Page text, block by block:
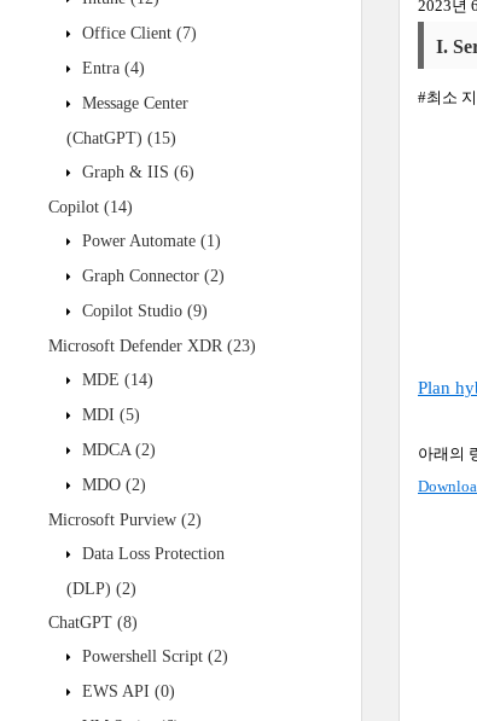
Office Client (7)
Entra (4)
Message Center
(ChatGPT) (15)
Graph & IIS (6)
Copilot (14)
Power Automate (1)
Graph Connector (2)
Copilot Studio (9)
Microsoft Defender XDR (23)
MDE (14)
MDI (5)
MDCA (2)
MDO (2)
Microsoft Purview (2)
Data Loss Protection
(DLP) (2)
ChatGPT (8)
Powershell Script (2)
EWS API (0)
2023년 6
I.
#최소
Plan
아래의